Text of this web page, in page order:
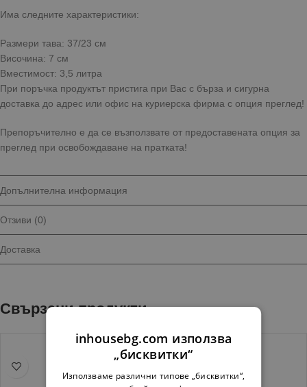
Има следните характеристики:
Размери тава: 37/23 см
Височина: 7 см
Вместимост: 3,5 литра
При поръчка продуктът пристига при Вас с бърза и сигурна
доставка до адрес или офис на куриерска фирма с опция преглед!
Препоръчително е да се възползвате от предоставената опция за
преглед при освобождаване на пратката!
Допълнителна информация
Отзиви (0)
Доставка
Свързани продукти
inhousebg.com използва
„бисквитки“
Използваме различни типове „бисквитки“,